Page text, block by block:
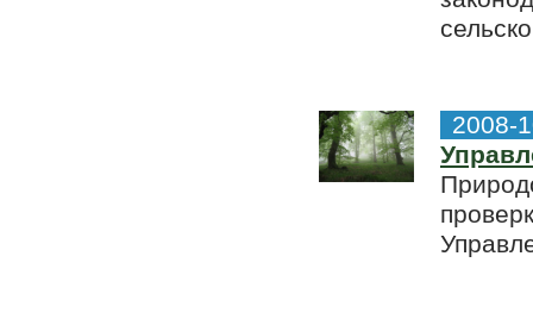
2008-